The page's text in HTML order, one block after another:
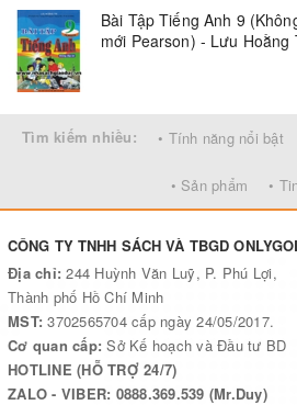
Bài Tập Tiếng Anh 9
mới Pearson) - Lưu Hoằng
Tìm kiếm nhiều: • Tính năng nổi bật
• Sản phẩm •
CÔNG TY TNHH SÁCH VÀ TBGD
Địa chỉ:244 Huỳnh Văn Luỹ, P. Phú Lợi,
Thành phố Hồ Chí Minh
MST:3702565704 cấp ngày 24/05/2017.
Cơ quan cấp:Sở Kế hoạch và Đầu tư BD
HOTLINE (HỖ TRỢ 24/7)
ZALO - VIBER: 0888.369.539 (Mr.Duy)